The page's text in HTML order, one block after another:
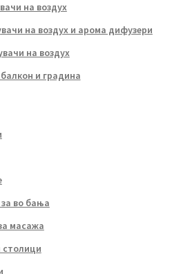
на воздух
на воздух и арома дифузери
на воздух
и градина
во бања
масажа